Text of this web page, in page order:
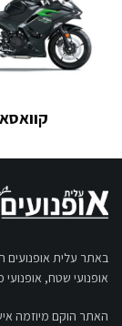
באתר עלית אופנועים
אופנועי שטח, אופנועי
האתר הוקם מיוזמה